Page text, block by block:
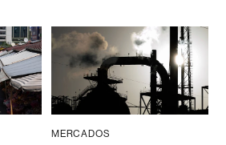
MERCADOS